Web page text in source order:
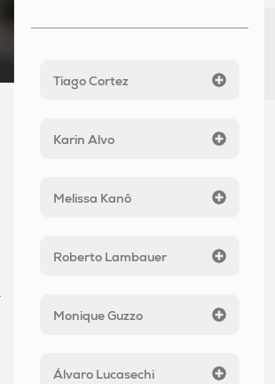
Tiago Cortez
Karin Alvo
Melissa Kanô
Roberto Lambauer
Monique Guzzo
Álvaro Lucasechi